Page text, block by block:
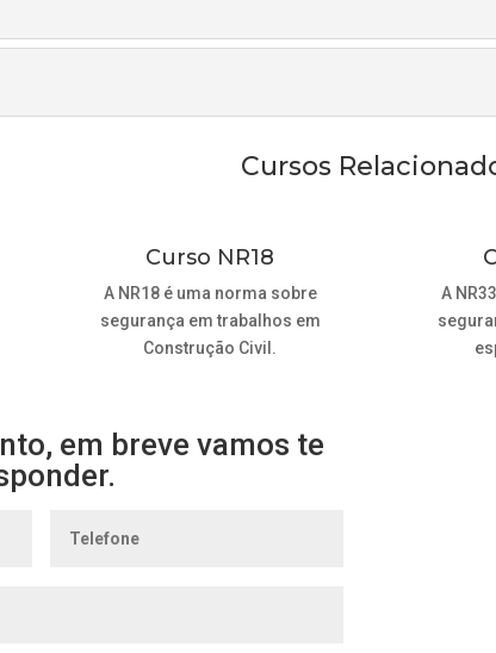
Cursos
Curso NR18
A NR18 é uma norma sobre
segurança em trabalhos em
Construção Civil.
A
em breve vamos te